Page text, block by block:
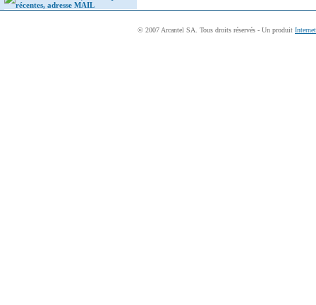
récentes, adresse MAIL
© 2007 Arcantel SA. Tous droits réservés - Un produit